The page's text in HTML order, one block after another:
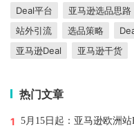
Deal平台
亚马逊选品思路
站外引流
选品策略
亚马逊Deal
亚马逊干货
热门文章
1 5月15日起：亚马逊欧洲